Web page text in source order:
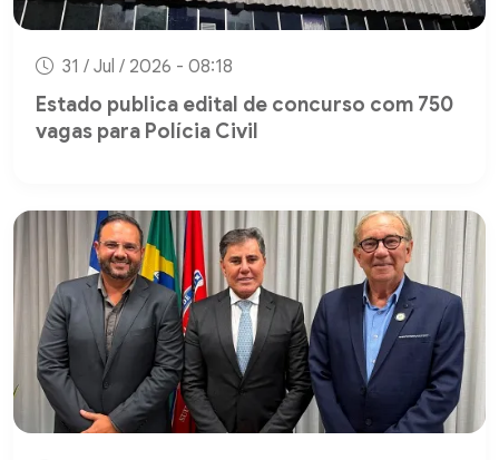
31 / Jul / 2026 - 08:18
Estado publica edital de concurso com 750
vagas para Polícia Civil